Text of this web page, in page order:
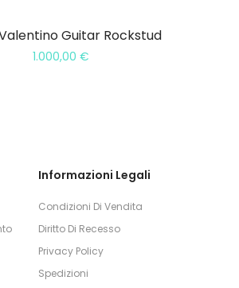
Guitar Rockstud
1.000,00 €
Informazioni Legali
Condizioni Di Vendita
Diritto Di Recesso
Privacy Policy
Spedizioni